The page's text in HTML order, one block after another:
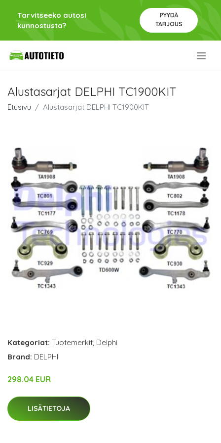
Tarvitseeko autosi
kunnostusta?
PYYDÄ
TARJOUS
Alustasarjat DELPHI TC1900KIT
Etusivu Alustasarjat DELPHI TC1900KIT
Kategoriat: Tuotemerkit, Delphi
Brand: DELPHI
298.04 EUR
LISÄTIETOJA